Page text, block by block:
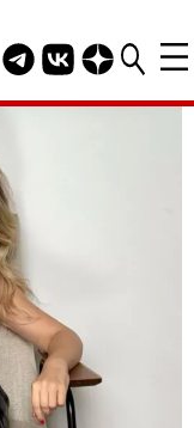
Telegram канал
Группа HELLO
Канал